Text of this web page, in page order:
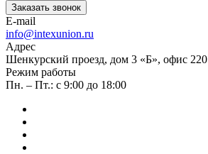
Заказать звонок
E-mail
info@intexunion.ru
Адрес
Шенкурский проезд, дом 3 «Б», офис 220
Режим работы
Пн. – Пт.: с 9:00 до 18:00